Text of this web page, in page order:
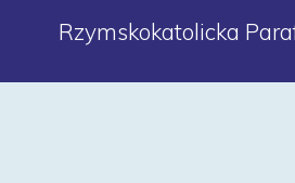
Rzymskokatolicka